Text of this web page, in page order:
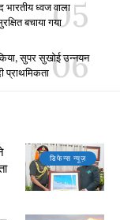
ध्वज वाला
बचाया गया
सुपर सुखोई उन्नयन
प्राथमिकता
डिफेन्स न्यूज़